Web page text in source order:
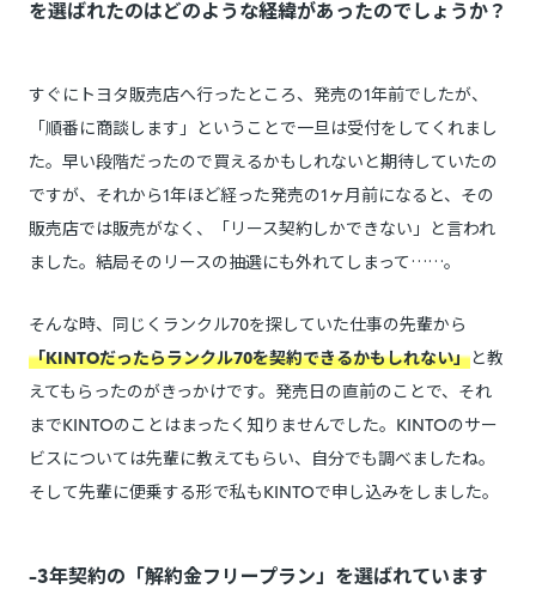
を選ばれたのはどのような経緯があったのでしょうか？
すぐにトヨタ販売店へ行ったところ、発売の1年前でしたが、
「順番に商談します」ということで一旦は受付をしてくれまし
た。早い段階だったので買えるかもしれないと期待していたの
ですが、それから1年ほど経った発売の1ヶ月前になると、その
販売店では販売がなく、「リース契約しかできない」と言われ
ました。結局そのリースの抽選にも外れてしまって……。
そんな時、同じくランクル70を探していた仕事の先輩から
「KINTOだったらランクル70を契約できるかもしれない」と教
えてもらったのがきっかけです。発売日の直前のことで、それ
までKINTOのことはまったく知りませんでした。KINTOのサー
ビスについては先輩に教えてもらい、自分でも調べましたね。
そして先輩に便乗する形で私もKINTOで申し込みをしました。
-3年契約の「解約金フリープラン」を選ばれています